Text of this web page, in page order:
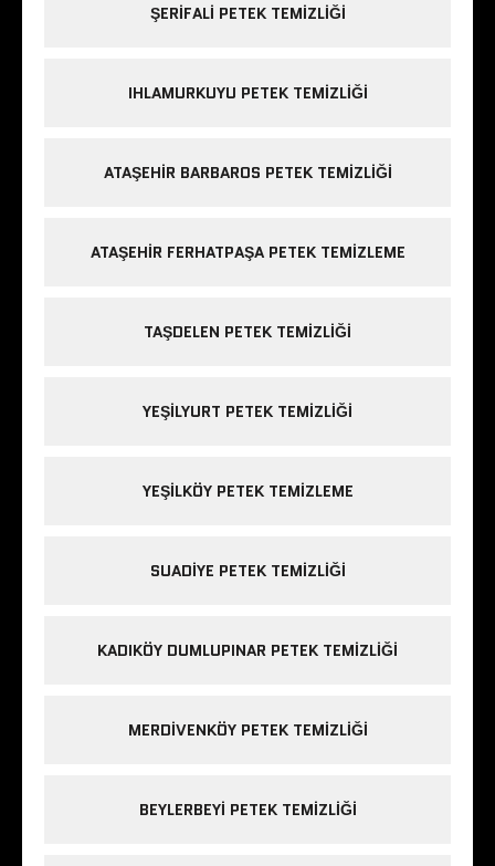
ŞERIFALI PETEK TEMIZLIĞI
IHLAMURKUYU PETEK TEMIZLIĞI
ATAŞEHIR BARBAROS PETEK TEMIZLIĞI
ATAŞEHIR FERHATPAŞA PETEK TEMIZLEME
TAŞDELEN PETEK TEMIZLIĞI
YEŞILYURT PETEK TEMIZLIĞI
YEŞILKÖY PETEK TEMIZLEME
SUADIYE PETEK TEMIZLIĞI
KADIKÖY DUMLUPINAR PETEK TEMIZLIĞI
MERDIVENKÖY PETEK TEMIZLIĞI
BEYLERBEYI PETEK TEMIZLIĞI